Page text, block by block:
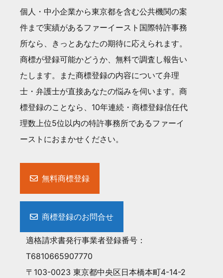
個人・中小企業から東京都を含む公共機関の案
件まで実績があるファーイースト国際特許事務
所なら、きっとあなたの期待に応えられます。
商標が登録可能かどうか、無料で調査し報告い
たします。また商標登録の内容について弁理
士・弁護士が直接あなたの悩みを伺います。商
標登録のことなら、10年連続・商標登録信任代
理数上位5位以内の特許事務所であるファーイ
ーストにおまかせください。
無料商標登録
商標登録のお問合せ
適格請求書発行事業者登録番号：
T6810665907770
〒103-0023 東京都中央区日本橋本町4-14-2